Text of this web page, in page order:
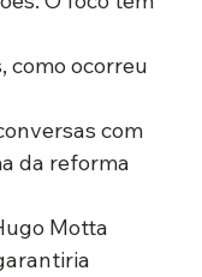
como ocorreu
com
da reforma
Motta